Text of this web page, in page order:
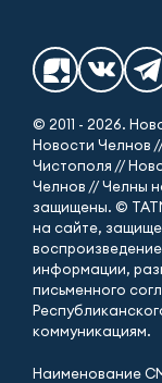
© 2011 - 2026.
Новости Челнов
Чистополя //
Челнов // Челны
защищены. ©
на сайте,
информации,
письменного
коммуникациям.
Наименование